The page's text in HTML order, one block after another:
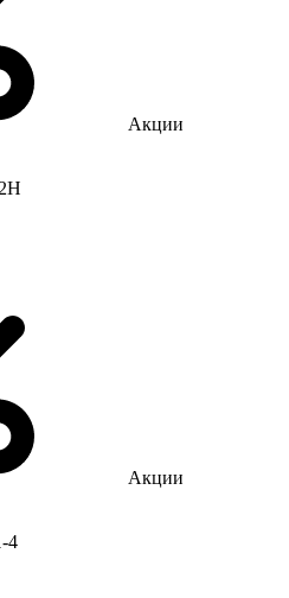
Акции
Акции
4